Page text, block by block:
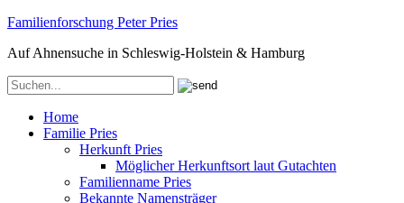
Familienforschung Peter Pries
Auf Ahnensuche in Schleswig-Holstein & Hamburg
Home
Familie Pries
Herkunft Pries
Möglicher Herkunftsort laut Gutachten
Familienname Pries
Bekannte Namensträger